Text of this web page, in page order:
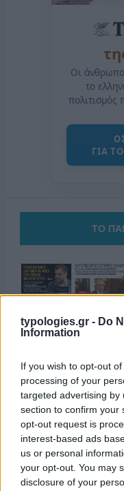
typologies.gr - Do
Information
If you wish to opt-out
processing of your
targeted advertising by
section to confirm your
opt-out request is
interest-based ads
us or personal
your opt-out. You may
disclosure of your
Οι
το
πολιτισμός
ΓΙΑ
ΤΟ